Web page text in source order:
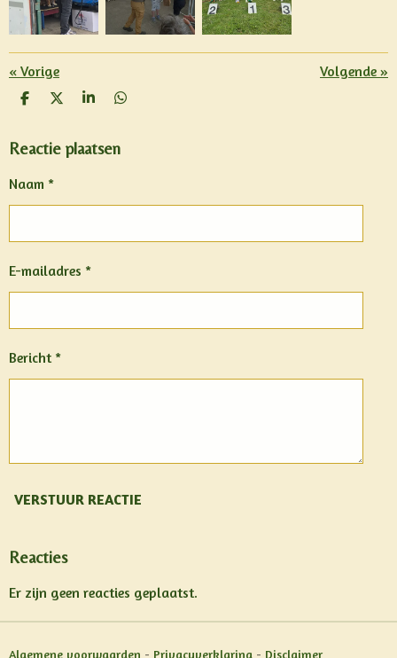
« Vorige Volgende »
D
E
D
L
S
R
D
E
Reactie plaatsen
Naam *
E-mailadres *
Bericht *
VERSTUUR REACTIE
Reacties
Er zijn geen reacties geplaatst.
Algemene voorwaarden - Privacyverklaring - Disclaimer